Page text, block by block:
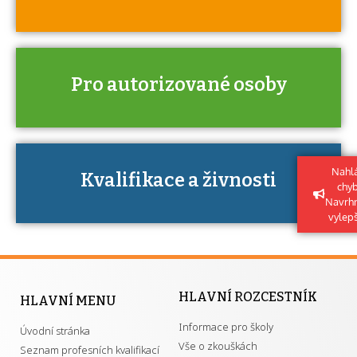
Pro autorizované osoby
Kdo je to autorizovaná osoba a jaké
výhody má získání autorizace?
Kvalifikace a živnosti
U řady živností je podmínkou k jejímu
získání určitá kvalifikace.
HLAVNÍ MENU
Úvodní stránka
Seznam profesních kvalifikací
HLAVNÍ ROZCESTNÍK
Informace pro školy
Vše o zkouškách